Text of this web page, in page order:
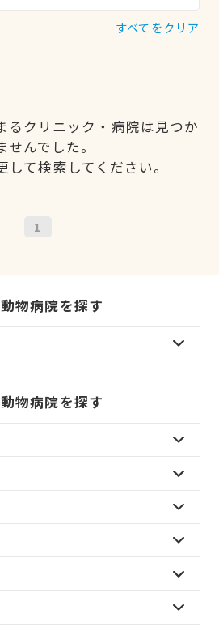
すべてをクリア
るクリニック・病院は見つか
せんでした。
て検索してください。
1
物病院を探す
物病院を探す